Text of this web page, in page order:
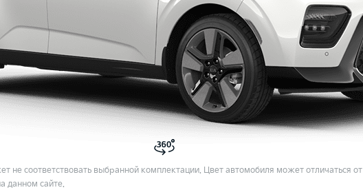
не соответствовать выбранной комплектации. Цвет автомобиля может отличаться от
данном сайте.